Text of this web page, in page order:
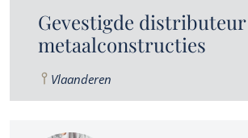
Gevestigde
metaalconstructies
Vlaanderen